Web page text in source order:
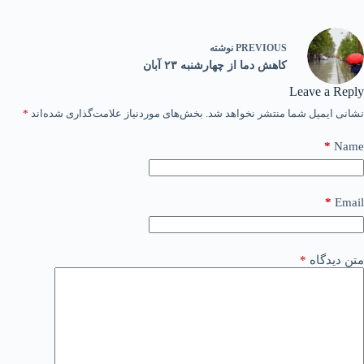
PREVIOUS نوشته
کاهش دما از چهارشنبه ۲۳ آبان
Leave a Reply
نشانی ایمیل شما منتشر نخواهد شد. بخش‌های موردنیاز علامت‌گذاری شده‌اند *
Name
*
Email
*
متن دیدگاه *